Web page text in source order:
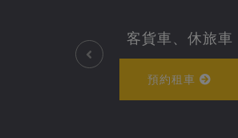
客貨車、休旅車
預約租車